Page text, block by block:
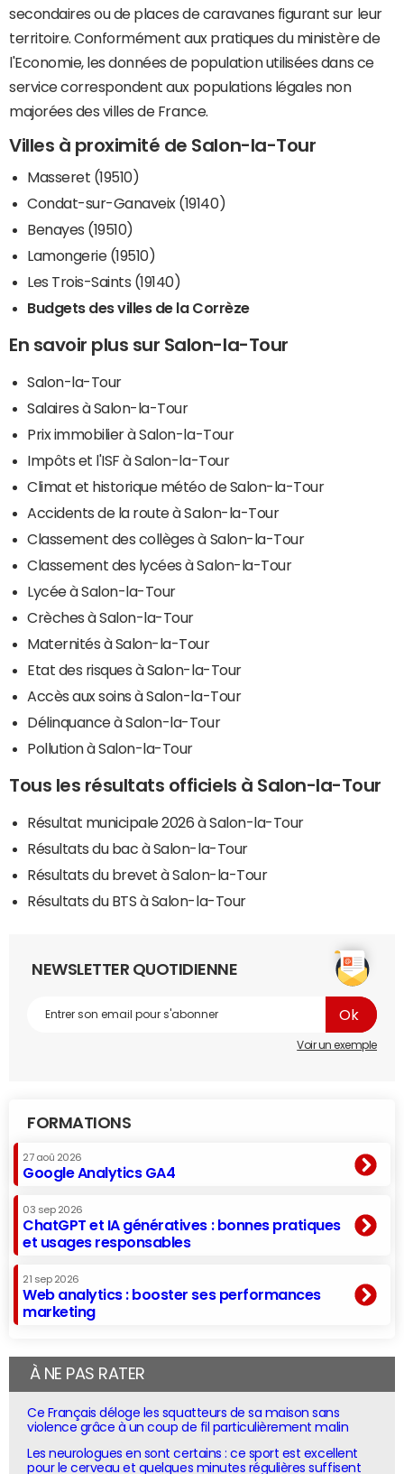
secondaires ou de places de caravanes figurant sur leur
territoire. Conformément aux pratiques du ministère de
l'Economie, les données de population utilisées dans ce
service correspondent aux populations légales non
majorées des villes de France.
Villes à proximité de Salon-la-Tour
Masseret (19510)
Condat-sur-Ganaveix (19140)
Benayes (19510)
Lamongerie (19510)
Les Trois-Saints (19140)
Budgets des villes de la Corrèze
En savoir plus sur Salon-la-Tour
Salon-la-Tour
Salaires à Salon-la-Tour
Prix immobilier à Salon-la-Tour
Impôts et l'ISF à Salon-la-Tour
Climat et historique météo de Salon-la-Tour
Accidents de la route à Salon-la-Tour
Classement des collèges à Salon-la-Tour
Classement des lycées à Salon-la-Tour
Lycée à Salon-la-Tour
Crèches à Salon-la-Tour
Maternités à Salon-la-Tour
Etat des risques à Salon-la-Tour
Accès aux soins à Salon-la-Tour
Délinquance à Salon-la-Tour
Pollution à Salon-la-Tour
Tous les résultats officiels à Salon-la-Tour
Résultat municipale 2026 à Salon-la-Tour
Résultats du bac à Salon-la-Tour
Résultats du brevet à Salon-la-Tour
Résultats du BTS à Salon-la-Tour
NEWSLETTER QUOTIDIENNE
Voir un exemple
FORMATIONS
27 aoû 2026
Google Analytics GA4
03 sep 2026
ChatGPT et IA génératives : bonnes pratiques
et usages responsables
21 sep 2026
Web analytics : booster ses performances
marketing
À NE PAS RATER
Ce Français déloge les squatteurs de sa maison sans
violence grâce à un coup de fil particulièrement malin
Les neurologues en sont certains : ce sport est excellent
pour le cerveau et quelques minutes régulières suffisent